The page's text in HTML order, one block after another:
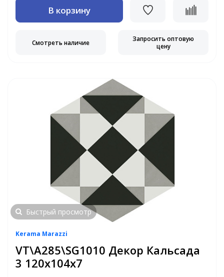
В корзину
Смотреть наличие
Запросить оптовую
цену
Быстрый просмотр
Kerama Marazzi
VT\A285\SG1010 Декор Кальсада
3 120х104х7